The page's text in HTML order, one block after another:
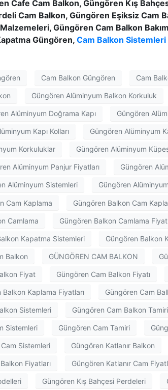
Cafe Cam Balkon, Güngören Kış
Cam Balkon, Güngören Eşiksiz Cam
Güngören Cam Balkon
Güngören, Cam Balkon
Cam Balkon Güngören Cam
Güngören Alüminyum Balkon Korkuluk
Alüminyum Doğrama Kapı Güngören
Kapı Kolları Güngören Alüminyum
Korkuluklar Güngören Alüminyum
Alüminyum Panjur Fiyatları Güngören
Alüminyum Sistemleri Güngören
Cam Kaplama Güngören Balkon Cam
Camlama Güngören Balkon Camlama
Kapatma Sistemleri Güngören Balkon
Balkon GÜNGÖREN CAM BALKON
Fiyat Güngören Cam Balkon Fiyatı
Balkon Kaplama Fiyatları Güngören Cam
Sistemleri Güngören Cam Balkon Tamiri
Sistemleri Güngören Cam Tamiri
Sistemleri Güngören Katlanır Balkon
Fiyatları Güngören Katlanır Cam
Güngören Kış Bahçesi Perdeleri